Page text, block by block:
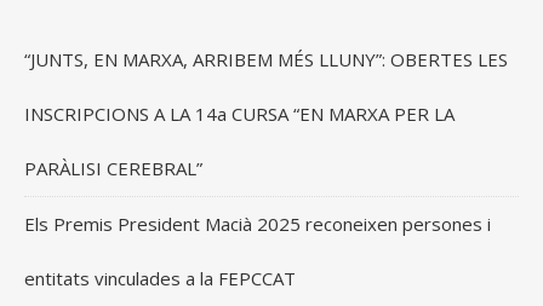
“JUNTS, EN MARXA, ARRIBEM MÉS LLUNY”: OBERTES LES
INSCRIPCIONS A LA 14a CURSA “EN MARXA PER LA
PARÀLISI CEREBRAL”
Els Premis President Macià 2025 reconeixen persones i
entitats vinculades a la FEPCCAT